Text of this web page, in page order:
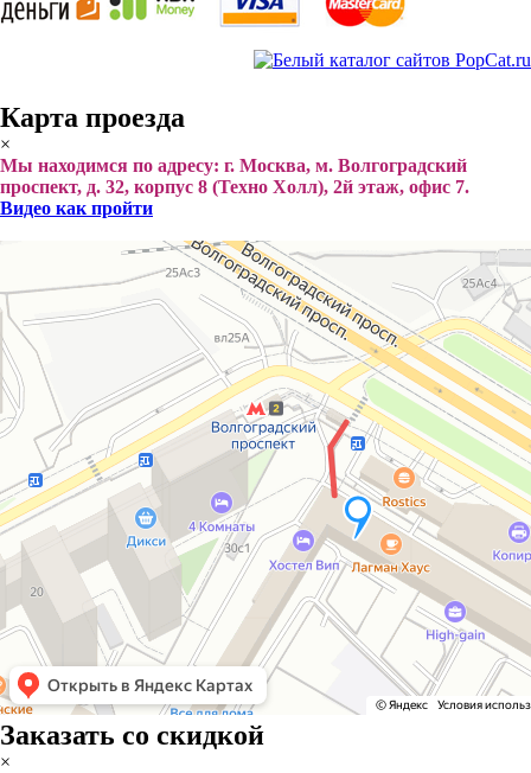
Карта проезда
×
Мы находимся по адресу: г. Москва, м. Волгоградский
проспект, д. 32, корпус 8 (Техно Холл), 2й этаж, офис 7.
Видео как пройти
Заказать со скидкой
×